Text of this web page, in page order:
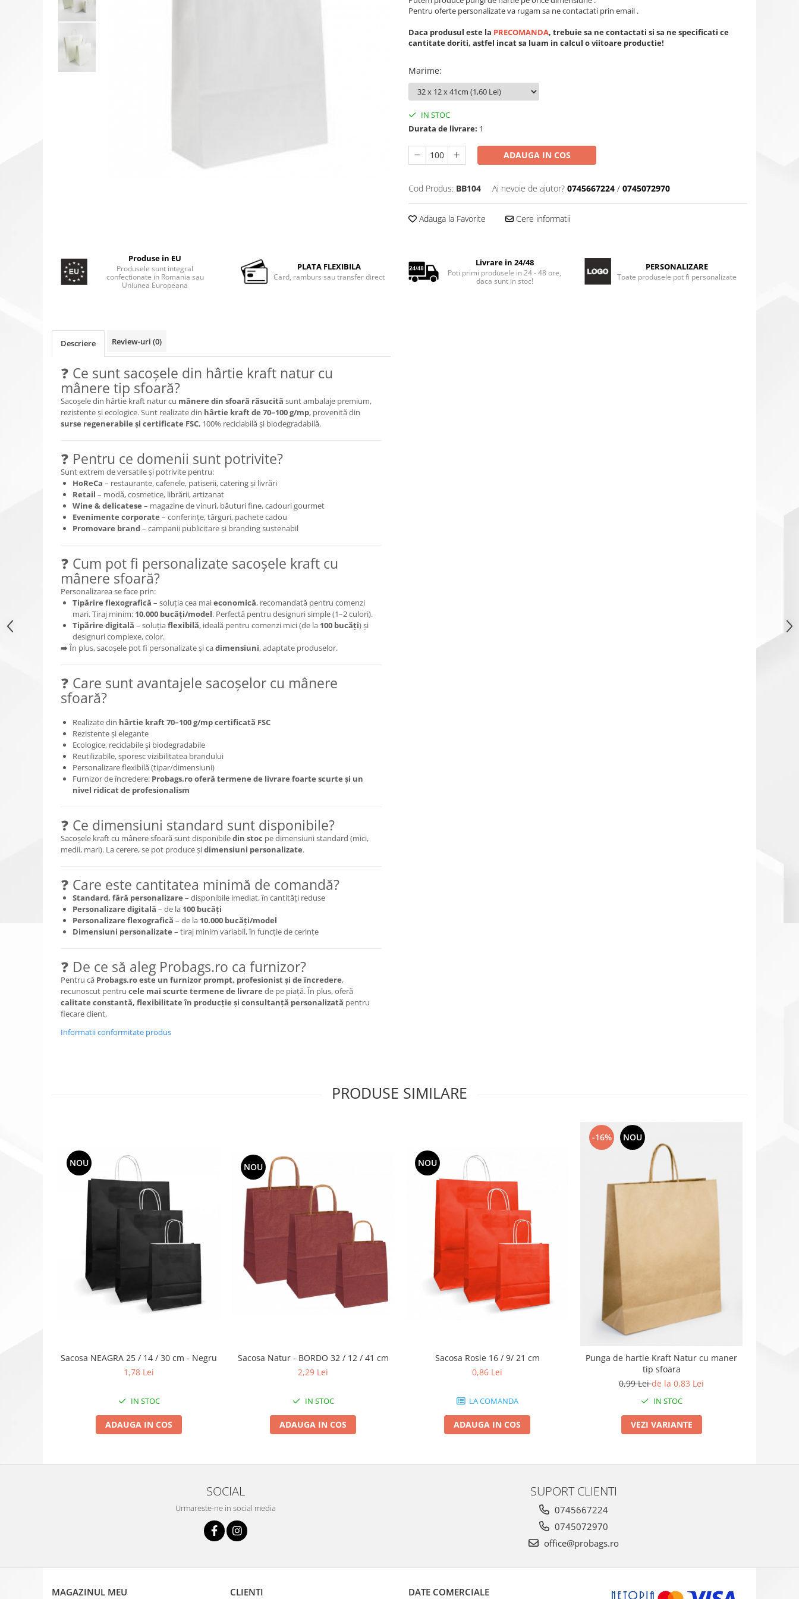
Pentru oferte personalizate va rugam sa ne contactati prin email .
Daca produsul este la PRECOMANDA, trebuie sa ne contactati si sa ne specificati ce
cantitate doriti, astfel incat sa luam in calcul o viitoare productie!
Marime:
IN STOC
Durata de livrare: 1
ADAUGA IN COS
Cod Produs: BB104 Ai nevoie de ajutor? 0745667224 / 0745072970
Adauga la Favorite Cere informatii
Produse in EU
Produsele sunt integral
confectionate in Romania sau
Uniunea Europeana
PLATA FLEXIBILA
Card, ramburs sau transfer direct
Livrare in 24/48
Poti primi produsele in 24 - 48 ore,
daca sunt in stoc!
PERSONALIZARE
Toate produsele pot fi personalizate
Descriere Review-uri (0)
❓ Ce sunt sacoșele din hârtie kraft natur cu
mânere tip sfoară?
Sacoșele din hârtie kraft natur cu mânere din sfoară răsucită sunt ambalaje premium,
rezistente și ecologice. Sunt realizate din hârtie kraft de 70–100 g/mp, provenită din
surse regenerabile și certificate FSC, 100% reciclabilă și biodegradabilă.
❓ Pentru ce domenii sunt potrivite?
Sunt extrem de versatile și potrivite pentru:
HoReCa – restaurante, cafenele, patiserii, catering și livrări
Retail – modă, cosmetice, librării, artizanat
Wine & delicatese – magazine de vinuri, băuturi fine, cadouri gourmet
Evenimente corporate – conferințe, târguri, pachete cadou
Promovare brand– campanii publicitare și branding sustenabil
❓ Cum pot fi personalizate sacoșele kraft cu
mânere sfoară?
Personalizarea se face prin:
Tipărire flexografică – soluția cea maieconomică, recomandată pentru comenzi
mari. Tiraj minim: 10.000 bucăți/model. Perfectă pentru designuri simple (1–2 culori).
Tipărire digitală – soluțiaflexibilă, ideală pentru comenzi mici (de la 100 bucăți) și
designuri complexe, color.
➡️ În plus, sacoșele pot fi personalizate și cadimensiuni, adaptate produselor.
❓ Care sunt avantajele sacoșelor cu mânere
sfoară?
Realizate din hârtie kraft 70–100 g/mp certificată FSC
Rezistente și elegante
Ecologice, reciclabile și biodegradabile
Reutilizabile, sporesc vizibilitatea brandului
Personalizare flexibilă (tipar/dimensiuni)
Furnizor de încredere: Probags.ro oferă termene de livrare foarte scurte și un
nivel ridicat de profesionalism
❓ Ce dimensiuni standard sunt disponibile?
Sacoșele kraft cu mânere sfoară sunt disponibiledin stoc pe dimensiuni standard (mici,
medii, mari). La cerere, se pot produce șidimensiuni personalizate.
❓ Care este cantitatea minimă de comandă?
Standard, fără personalizare – disponibile imediat, în cantități reduse
Personalizare digitală – de la 100 bucăți
Personalizare flexografică – de la 10.000 bucăți/model
Dimensiuni personalizate – tiraj minim variabil, în funcție de cerințe
❓ De ce să aleg Probags.ro ca furnizor?
Pentru că Probags.ro este un furnizor prompt, profesionist și de încredere,
recunoscut pentru cele mai scurte termene de livrare de pe piață. În plus, oferă
calitate constantă, flexibilitate în producție și consultanță personalizată pentru
fiecare client.
Informatii conformitate produs
PRODUSE SIMILARE
NOU
Sacosa NEAGRA 25 / 14 / 30 cm - Negru
1,78 Lei
IN STOC
ADAUGA IN COS
NOU
Sacosa Natur - BORDO 32 / 12 / 41 cm
2,29 Lei
IN STOC
ADAUGA IN COS
NOU
Sacosa Rosie 16 / 9/ 21 cm
0,86 Lei
LA COMANDA
ADAUGA IN COS
-16% NOU
Punga de hartie Kraft Natur cu maner
tip sfoara
0,99 Leide la 0,83 Lei
IN STOC
VEZI VARIANTE
SOCIAL
Urmareste-ne in social media
SUPORT CLIENTI
0745667224
0745072970
office@probags.ro
MAGAZINUL MEU CLIENTI DATE COMERCIALE